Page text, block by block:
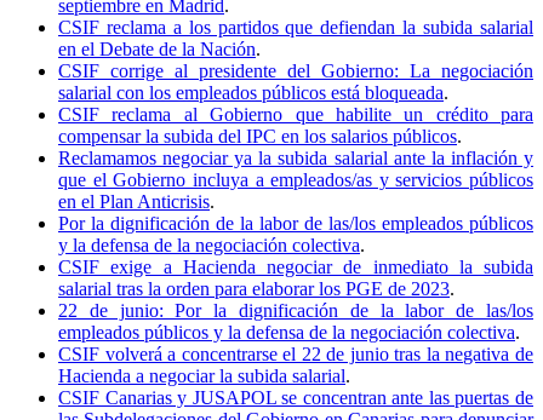
septiembre en Madrid.
CSIF reclama a los partidos que defiendan la subida salarial
en el Debate de la Nación.
CSIF corrige al presidente del Gobierno: La negociación
salarial con los empleados públicos está bloqueada.
CSIF reclama al Gobierno que habilite un crédito para
compensar la subida del IPC en los salarios públicos.
Reclamamos negociar ya la subida salarial ante la inflación y
que el Gobierno incluya a empleados/as y servicios públicos
en el Plan Anticrisis.
Por la dignificación de la labor de las/los empleados públicos
y la defensa de la negociación colectiva.
CSIF exige a Hacienda negociar de inmediato la subida
salarial tras la orden para elaborar los PGE de 2023.
22 de junio: Por la dignificación de la labor de las/los
empleados públicos y la defensa de la negociación colectiva.
CSIF volverá a concentrarse el 22 de junio tras la negativa de
Hacienda a negociar la subida salarial.
CSIF Canarias y JUSAPOL se concentran ante las puertas de